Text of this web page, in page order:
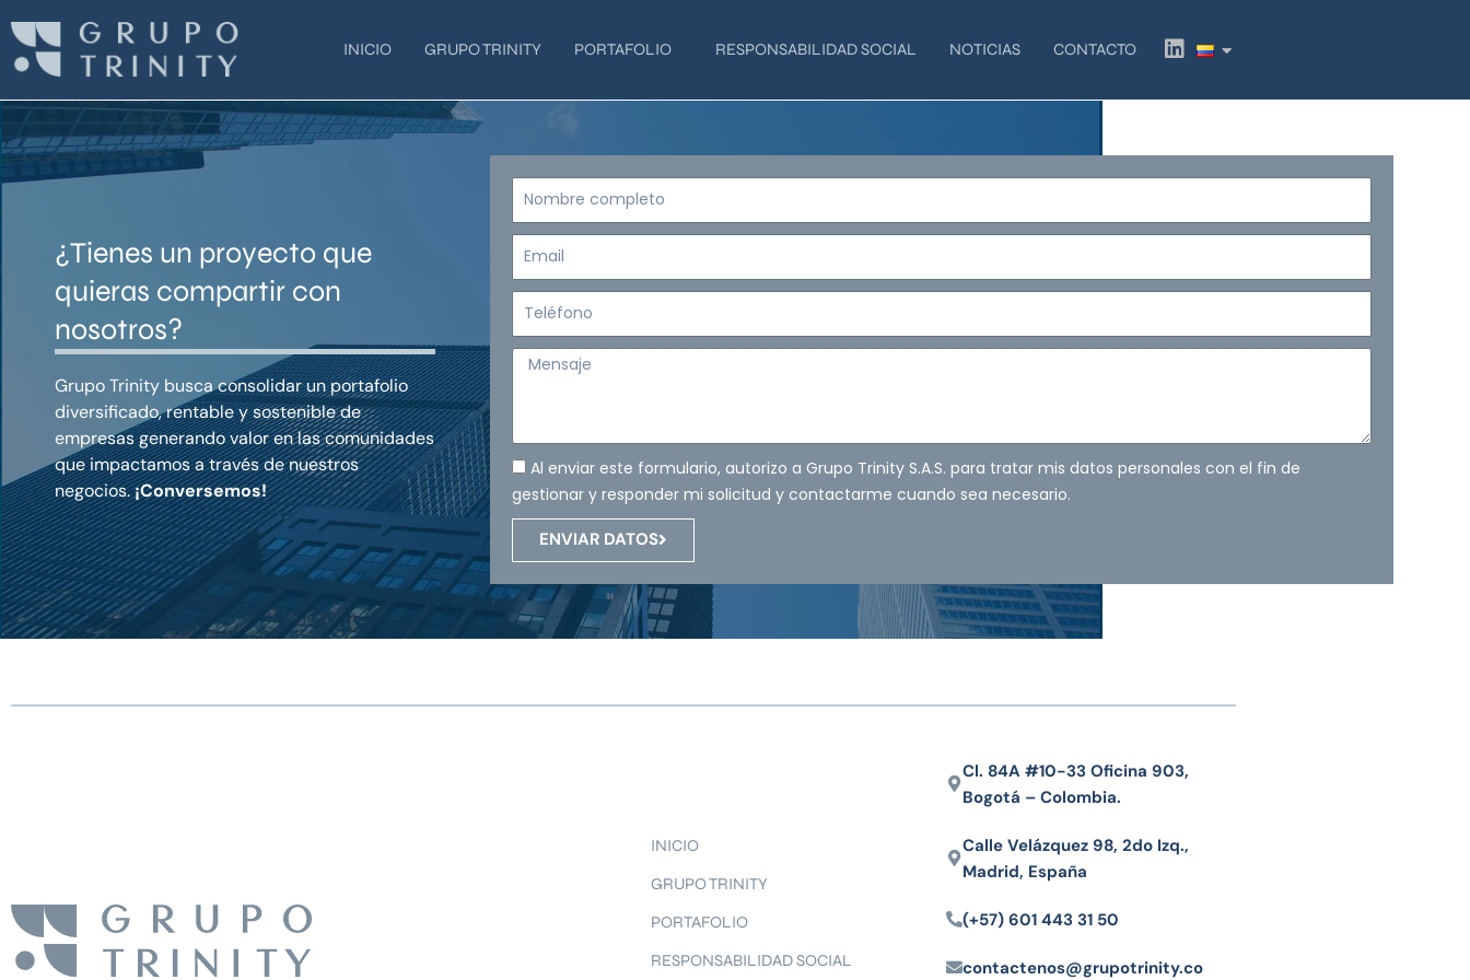
contenido
INICIO GRUPO TRINITY PORTAFOLIO RESPONSABILIDAD SOCIAL NOTICIAS CONTACTO
L
i
k
¿Tienes un proyecto que
quieras compartir con
nosotros?
Grupo Trinity busca consolidar un portafolio
diversificado, rentable y sostenible de
empresas generando valor en las comunidades
que impactamos a través de nuestros
negocios.¡Conversemos!
Nombre
Email
Teléfono
Mensaje
Al enviar este formulario, autorizo a Grupo Trinity S.A.S. para tratar mis datos personales con el fin de
gestionar y responder mi solicitud y contactarme cuando sea necesario.
ENVIAR DATOS
INICIO
GRUPO TRINITY
PORTAFOLIO
RESPONSABILIDAD SOCIAL
Cl. 84A #10-33 Oficina 903,
Bogotá – Colombia.
Calle Velázquez 98, 2do Izq.,
Madrid, España
(+57) 601 443 31 50
contactenos@grupotrinity.co